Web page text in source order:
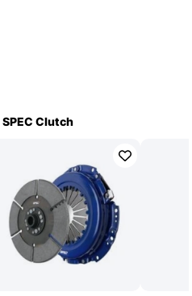
SPEC Clutch